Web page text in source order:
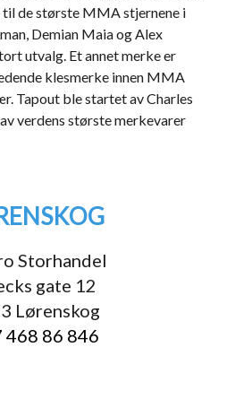
de største MMA stjernene i
Demian Maia og Alex
utvalg. Et annet merke er
klesmerke innen MMA
Tapout ble startet av Charles
verdens største merkevarer
Storhandel
gate 12
Lørenskog
468 86 846